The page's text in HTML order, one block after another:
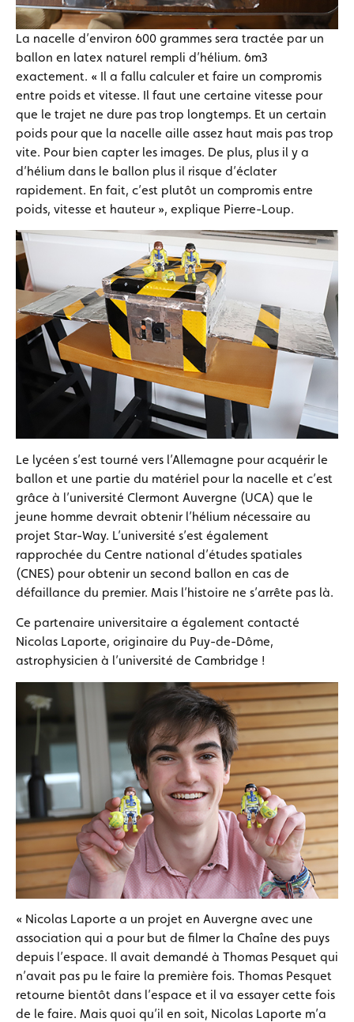
La nacelle d’environ 600 grammes sera tractée par un
ballon en latex naturel rempli d’hélium. 6m3
exactement. « Il a fallu calculer et faire un compromis
entre poids et vitesse. Il faut une certaine vitesse pour
que le trajet ne dure pas trop longtemps. Et un certain
poids pour que la nacelle aille assez haut mais pas trop
vite. Pour bien capter les images. De plus, plus il y a
d’hélium dans le ballon plus il risque d’éclater
rapidement. En fait, c’est plutôt un compromis entre
poids, vitesse et hauteur », explique Pierre-Loup.
Le lycéen s’est tourné vers l’Allemagne pour acquérir le
ballon et une partie du matériel pour la nacelle et c’est
grâce à l’université Clermont Auvergne (UCA) que le
jeune homme devrait obtenir l’hélium nécessaire au
projet Star-Way. L’université s’est également
rapprochée du Centre national d’études spatiales
(CNES) pour obtenir un second ballon en cas de
défaillance du premier. Mais l’histoire ne s’arrête pas là.
Ce partenaire universitaire a également contacté
Nicolas Laporte, originaire du Puy-de-Dôme,
astrophysicien à l’université de Cambridge !
« Nicolas Laporte a un projet en Auvergne avec une
association qui a pour but de filmer la Chaîne des puys
depuis l’espace. Il avait demandé à Thomas Pesquet qui
n’avait pas pu le faire la première fois. Thomas Pesquet
retourne bientôt dans l’espace et il va essayer cette fois
de le faire. Mais quoi qu’il en soit, Nicolas Laporte m’a